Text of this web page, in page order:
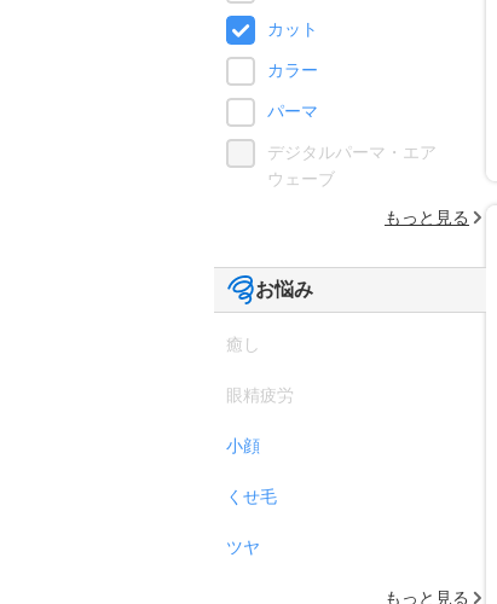
カット
カラー
パーマ
デジタルパーマ・エア
ウェーブ
もっと見る
お悩み
癒し
眼精疲労
小顔
くせ毛
ツヤ
もっと見る